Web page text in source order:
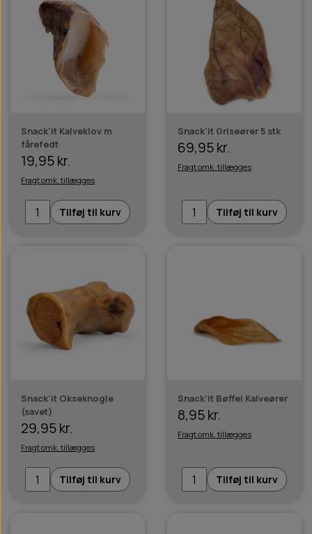
Snack'it Kalveklov m
fårefedt
19,95 kr.
Fragt omk. tillægges
Tilføj til kurv
Snack'it Griseører 5 stk
69,95 kr.
Fragt omk. tillægges
Tilføj til kurv
Snack'it Okseknogle
(savet)
29,95 kr.
Fragt omk. tillægges
Tilføj til kurv
Snack'it Bøffel Kalveører
8,95 kr.
Fragt omk. tillægges
Tilføj til kurv